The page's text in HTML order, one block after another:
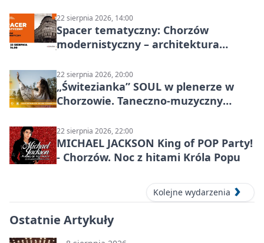
22 sierpnia 2026, 14:00
Spacer tematyczny: Chorzów
modernistyczny – architektura
22 sierpnia 2026, 20:00
„Świtezianka” SOUL w plenerze w
Chorzowie. Taneczno-muzyczny
22 sierpnia 2026, 22:00
MICHAEL JACKSON King of POP Party!
- Chorzów. Noc z hitami Króla Popu
Kolejne wydarzenia
Ostatnie Artykuły